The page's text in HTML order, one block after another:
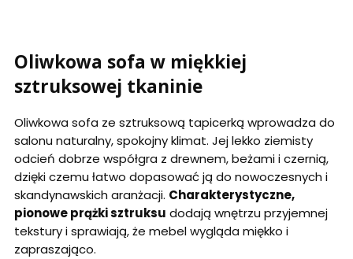
Oliwkowa sofa w miękkiej
sztruksowej tkaninie
Oliwkowa sofa ze sztruksową tapicerką wprowadza do
salonu naturalny, spokojny klimat. Jej lekko ziemisty
odcień dobrze współgra z drewnem, beżami i czernią,
dzięki czemu łatwo dopasować ją do nowoczesnych i
skandynawskich aranżacji. Charakterystyczne,
pionowe prążki sztruksu dodają wnętrzu przyjemnej
tekstury i sprawiają, że mebel wygląda miękko i
zapraszająco.